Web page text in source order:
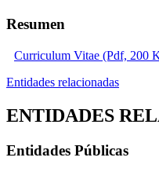
Resumen
Curriculum Vitae (Pdf, 200
Entidades relacionadas
ENTIDADES
Entidades Públicas